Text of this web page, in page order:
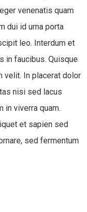
venenatis quam
dui id urna porta
leo. Interdum et
in faucibus. Quisque
velit. In placerat dolor
nisi sed lacus
in viverra quam.
et sapien sed
sed fermentum